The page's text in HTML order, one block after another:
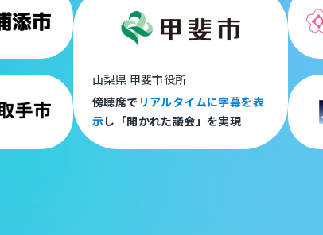
山梨県 甲斐市役所
傍聴席で リアルタイムに字幕を表
示し「開かれた議会」を実現